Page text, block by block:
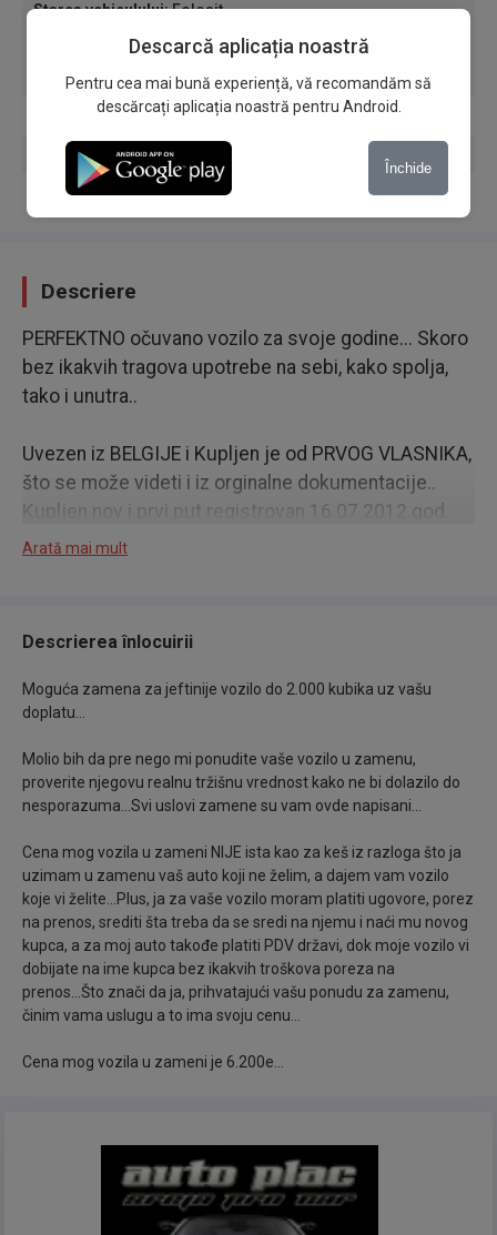
Starea vehiculului:Folosit
Originea vehiculului:În numele cumpărătorului
Garajat
Primul proprietar
garanție
Cheie de rezervă
Descriere
PERFEKTNO očuvano vozilo za svoje godine... Skoro
bez ikakvih tragova upotrebe na sebi, kako spolja,
tako i unutra..
Uvezen iz BELGIJE i Kupljen je od PRVOG VLASNIKA,
što se može videti i iz orginalne dokumentacije..
Kupljen nov i prvi put registrovan 16.07.2012.god.
što je i datum u svim orginalnim papirima, kao i u
registracije...
90 Konjskih snaga koji se pokazao izuzetno dobro,
veoma ekonomičan i pouzdan, takođe jeftin za
Od opreme poseduje: Klimu, Atestiranu EURO-KUKU
sa instalacijom, Start-Stop sistem, Svetla za maglu,
Centralnu bravu, Daljinsko zaključavanje, 2 Kod
ključa, Bord Kompjuter, ABS, Električne podizače
prozora, Vazdušne jastuke, Elektronske retrovizore
sa grejačima, Kožni volan, Šestostepeni menjač,
Naslon za ruku za putnike napred i pozadi, Komande
Letnje gume, Rezervni točak, CHILD LOCK blokadu
zadnjih vrata radi sigurnosti dece itd..
Arată mai mult
Descrierea înlocuirii
Moguća zamena za jeftinije vozilo do 2.000 kubika uz vašu
doplatu...
Molio bih da pre nego mi ponudite vaše vozilo u zamenu,
proverite njegovu realnu tržišnu vrednost kako ne bi dolazilo do
nesporazuma...Svi uslovi zamene su vam ovde napisani...
Cena mog vozila u zameni NIJE ista kao za keš iz razloga što ja
uzimam u zamenu vaš auto koji ne želim, a dajem vam vozilo
koje vi želite...Plus, ja za vaše vozilo moram platiti ugovore, porez
na prenos, srediti šta treba da se sredi na njemu i naći mu novog
kupca, a za moj auto takođe platiti PDV državi, dok moje vozilo vi
dobijate na ime kupca bez ikakvih troškova poreza na
prenos...Što znači da ja, prihvatajući vašu ponudu za zamenu,
činim vama uslugu a to ima svoju cenu...
Cena mog vozila u zameni je 6.200e...
Descarcă aplicația noastră
Pentru cea mai bună experiență, vă recomandăm să
descărcați aplicația noastră pentru Android.
Închide